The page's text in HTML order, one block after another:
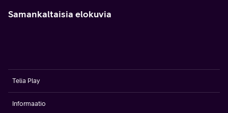
Samankaltaisia elokuvia
Telia Play
Informaatio